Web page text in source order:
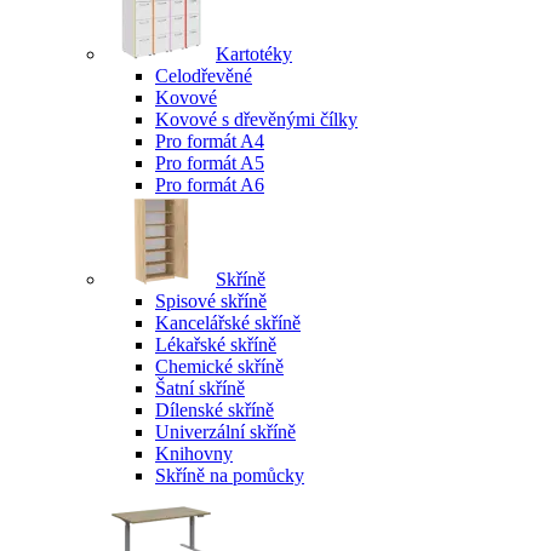
Kartotéky
Celodřevěné
Kovové
Kovové s dřevěnými čílky
Pro formát A4
Pro formát A5
Pro formát A6
Skříně
Spisové skříně
Kancelářské skříně
Lékařské skříně
Chemické skříně
Šatní skříně
Dílenské skříně
Univerzální skříně
Knihovny
Skříně na pomůcky